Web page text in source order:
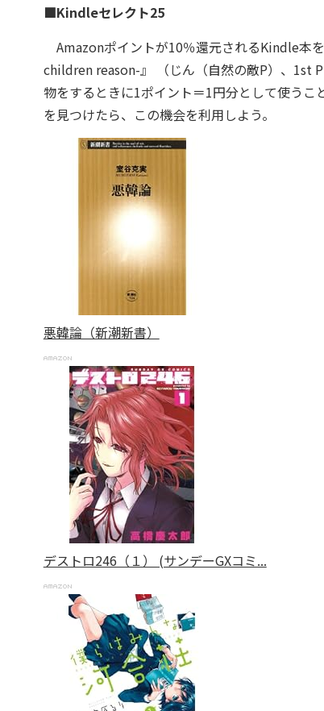
■Kindleセレクト25
Amazonポイントが10％還元されるKindle本
children reason-』 （じん（自然の敵P）、1st
物をするときに1ポイント＝1円分として使う
を見つけたら、この機会を利用しよう。
悪韓論（新潮新書）
デストロ246（１） (サンデーGXコミ...